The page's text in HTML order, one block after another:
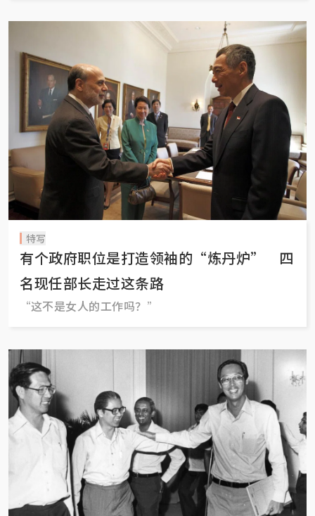
特写
有个政府职位是打造领袖的“炼丹炉” 四
名现任部长走过这条路
“这不是女人的工作吗？”